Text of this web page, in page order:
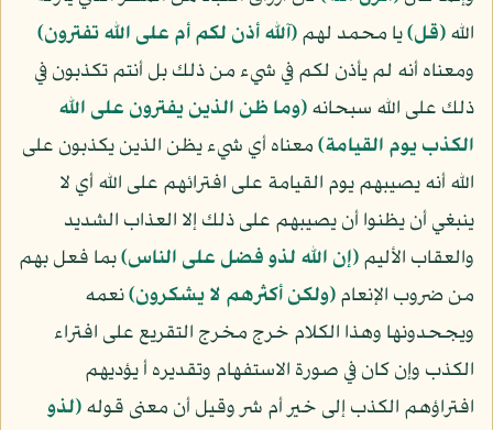
الله﴿قل﴾يا محمد لهم﴿آلله أذن لكم أم على الله تفترون﴾
ومعناه أنه لم يأذن لكم في شيء من ذلك بل أنتم تكذبون في
ذلك على الله سبحانه﴿وما ظن الذين يفترون على الله
الكذب يوم القيامة﴾معناه أي شيء يظن الذين يكذبون على
الله أنه يصيبهم يوم القيامة على افترائهم على الله أي لا
ينبغي أن يظنوا أن يصيبهم على ذلك إلا العذاب الشديد
والعقاب الأليم﴿إن الله لذو فضل على الناس﴾بما فعل بهم
من ضروب الإنعام﴿ولكن أكثرهم لا يشكرون﴾نعمه
ويجحدونها وهذا الكلام خرج مخرج التقريع على افتراء
الكذب وإن كان في صورة الاستفهام وتقديره أ يؤديهم
افتراؤهم الكذب إلى خير أم شر وقيل أن معنى قوله﴿لذو